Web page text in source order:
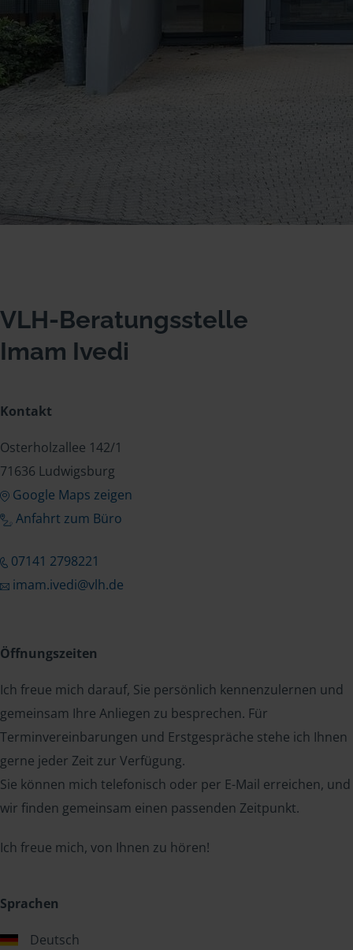
VLH-Beratungsstelle
Imam Ivedi
Kontakt
Osterholzallee 142/1
71636 Ludwigsburg
Google Maps zeigen
Anfahrt zum Büro
07141 2798221
imam.ivedi@vlh.de
Öffnungszeiten
Ich freue mich darauf, Sie persönlich kennenzulernen und
gemeinsam Ihre Anliegen zu besprechen. Für
Terminvereinbarungen und Erstgespräche stehe ich Ihnen
gerne jeder Zeit zur Verfügung.
Sie können mich telefonisch oder per E-Mail erreichen, und
wir finden gemeinsam einen passenden Zeitpunkt.
Ich freue mich, von Ihnen zu hören!
Sprachen
Deutsch